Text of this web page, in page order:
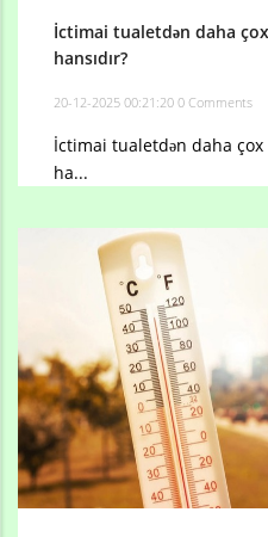
İctimai tualetdən daha
hansıdır?
20-12-2025 00:21:20 0 Comments
İctimai tualetdən daha
ha...